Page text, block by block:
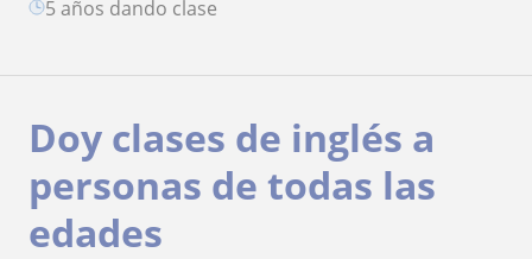
5 años dando clase
Doy clases de inglés a
personas de todas las
edades